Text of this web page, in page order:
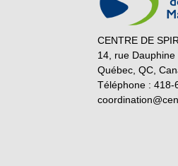
CENTRE DE
14, rue Dauphine
Québec, QC,
Téléphone : 418-